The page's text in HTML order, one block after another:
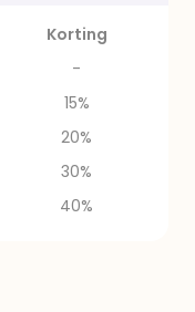
Korting
-
15%
20%
30%
40%